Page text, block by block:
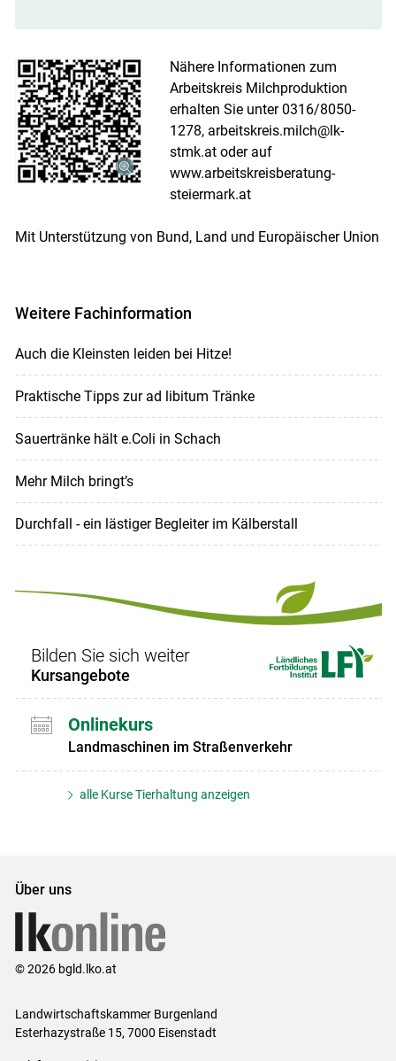
Nähere Informationen zum
Arbeitskreis Milchproduktion
erhalten Sie unter 0316/8050-
1278, arbeitskreis.milch@lk-
stmk.at oder auf
www.arbeitskreisberatung-
steiermark.at
Mit Unterstützung von Bund, Land und Europäischer Union
Weitere Fachinformation
Auch die Kleinsten leiden bei Hitze!
Praktische Tipps zur ad libitum Tränke
Sauertränke hält e.Coli in Schach
Mehr Milch bringt’s
Durchfall - ein lästiger Begleiter im Kälberstall
Bilden Sie sich weiter
Kursangebote
Onlinekurs
Landmaschinen im Straßenverkehr
alle Kurse Tierhaltung anzeigen
Über uns
© 2026 bgld.lko.at
Landwirtschaftskammer Burgenland
Esterhazystraße 15, 7000 Eisenstadt